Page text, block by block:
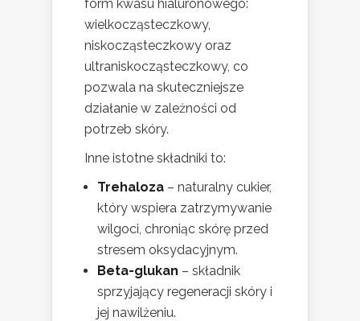
form kwasu hialuronowego:
wielkocząsteczkowy,
niskocząsteczkowy oraz
ultraniskocząsteczkowy, co
pozwala na skuteczniejsze
działanie w zależności od
potrzeb skóry.
Inne istotne składniki to:
Trehaloza – naturalny cukier,
który wspiera zatrzymywanie
wilgoci, chroniąc skórę przed
stresem oksydacyjnym.
Beta-glukan – składnik
sprzyjający regeneracji skóry i
jej nawilżeniu.